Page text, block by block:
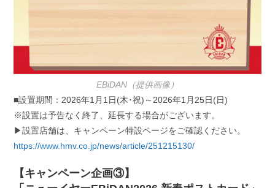
EBiDAN（提供画像）
■設置期間：2026年1月1日(木･祝)～2026年1月25日(日)
※設置は予告なく終了、延長する場合がございます。
▶設置店舗は、キャンペーン特設ページをご確認ください。
https://www.hmv.co.jp/news/article/251215130/
【キャンペーン企画③】